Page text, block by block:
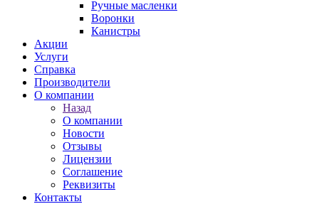
Ручные масленки
Воронки
Канистры
Акции
Услуги
Справка
Производители
О компании
Назад
О компании
Новости
Отзывы
Лицензии
Соглашение
Реквизиты
Контакты